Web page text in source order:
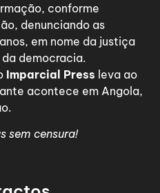
conforme
denunciando as
em nome da justiça
democracia.
Imparcial Press leva ao
acontece em Angola,
sem censura!